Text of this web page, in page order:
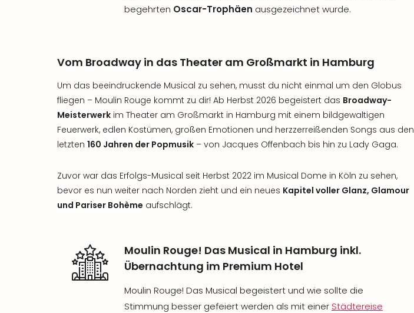
begehrten Oscar-Trophäen ausgezeichnet wurde.
Vom Broadway in das Theater am Großmarkt in Hamburg
Um das beeindruckende Musical zu sehen, musst du nicht einmal um den Globus
fliegen – Moulin Rouge kommt zu dir! Ab Herbst 2026 begeistert das Broadway-
Meisterwerk im Theater am Großmarkt in Hamburg mit einem bildgewaltigen
Feuerwerk, edlen Kostümen, großen Emotionen und herzzerreißenden Songs aus den
letzten 160 Jahren der Popmusik – von Jacques Offenbach bis hin zu Lady Gaga.
Zuvor war das Erfolgs-Musical seit Herbst 2022 im Musical Dome in Köln zu sehen,
bevor es nun weiter nach Norden zieht und ein neues Kapitel voller Glanz, Glamour
und Pariser Bohème aufschlägt.
Moulin Rouge! Das Musical in Hamburg inkl.
Übernachtung im Premium Hotel
Moulin Rouge! Das Musical begeistert und wie sollte die
Stimmung besser gefeiert werden als mit einer Städtereise